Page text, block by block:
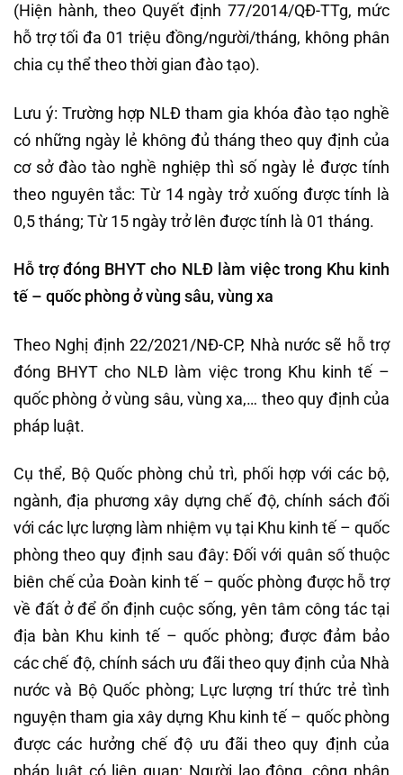
(Hiện hành, theo Quyết định 77/2014/QĐ-TTg, mức
hỗ trợ tối đa 01 triệu đồng/người/tháng, không phân
chia cụ thể theo thời gian đào tạo).
Lưu ý: Trường hợp NLĐ tham gia khóa đào tạo nghề
có những ngày lẻ không đủ tháng theo quy định của
cơ sở đào tào nghề nghiệp thì số ngày lẻ được tính
theo nguyên tắc: Từ 14 ngày trở xuống được tính là
0,5 tháng; Từ 15 ngày trở lên được tính là 01 tháng.
Hỗ trợ đóng BHYT cho NLĐ làm việc trong Khu kinh
tế – quốc phòng ở vùng sâu, vùng xa
Theo Nghị định 22/2021/NĐ-CP, Nhà nước sẽ hỗ trợ
đóng BHYT cho NLĐ làm việc trong Khu kinh tế –
quốc phòng ở vùng sâu, vùng xa,… theo quy định của
pháp luật.
Cụ thể, Bộ Quốc phòng chủ trì, phối hợp với các bộ,
ngành, địa phương xây dựng chế độ, chính sách đối
với các lực lượng làm nhiệm vụ tại Khu kinh tế – quốc
phòng theo quy định sau đây: Đối với quân số thuộc
biên chế của Đoàn kinh tế – quốc phòng được hỗ trợ
về đất ở để ổn định cuộc sống, yên tâm công tác tại
địa bàn Khu kinh tế – quốc phòng; được đảm bảo
các chế độ, chính sách ưu đãi theo quy định của Nhà
nước và Bộ Quốc phòng; Lực lượng trí thức trẻ tình
nguyện tham gia xây dựng Khu kinh tế – quốc phòng
được các hưởng chế độ ưu đãi theo quy định của
pháp luật có liên quan; Người lao động, công nhân